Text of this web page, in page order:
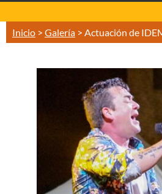
Inicio > Galería > Actuación de